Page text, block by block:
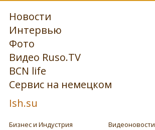
Новости
Интервью
Фото
Видео Ruso.TV
BCN life
Сервис на немецком
Ish.su
Бизнес и Индустрия
Видеоновости